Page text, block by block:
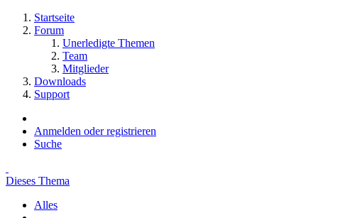
Startseite
Forum
Unerledigte Themen
Team
Mitglieder
Downloads
Support
Anmelden oder registrieren
Suche
Dieses Thema
Alles